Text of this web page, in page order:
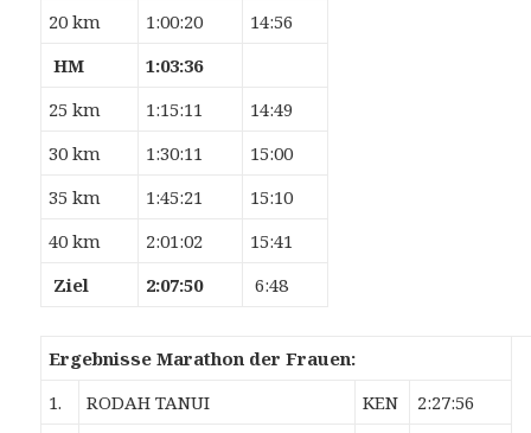
20 km
1:00:20
14:56
HM
1:03:36
25 km
1:15:11
14:49
30 km
1:30:11
15:00
35 km
1:45:21
15:10
40 km
2:01:02
15:41
Ziel
2:07:50 6:48
Ergebnisse Marathon der Frauen:
1.
RODAH TANUI KEN
2:27:56